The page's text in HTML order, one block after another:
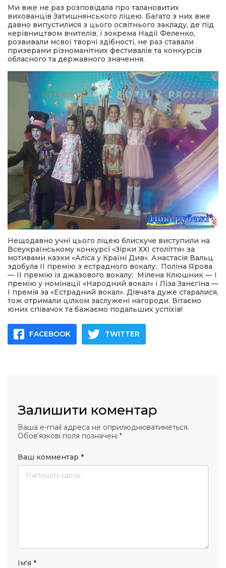
редактора
Відповідаємо
Ми вже не раз розповідала про талановитих
вихованців Затишнянського ліцею. Багато з них вже
давно випустилися з цього освітнього закладу, де під
керівництвом вчителів, і зокрема Надії Феленко,
розвивали мсвої творчі здібності, не раз ставали
призерами різноманітних фестивалів та конкурсів
обласного та державного значення.
Нещодавно учні цього ліцею блискуче виступили на
Всеукраїнському конкурсі «Зірки ХХІ століття» за
мотивами казки «Аліса у Країні Див». Анастасія Вальц
здобула ІІ премію з естрадного вокалу; Поліна Ярова
— ІІ премію із джазового вокалу; Мілена Клюшник — І
премію у номінації «Народний вокал» і Ліза Занєгіна —
І премія за «Естрадний вокал». Дівчата дуже старалися,
тож отримали цілком заслужені нагороди. Вітаємо
юних співачок та бажаємо подальших успіхів!
FACEBOOK TWITTER
Залишити коментар
Ваша e-mail адреса не оприлюднюватиметься.
Обов’язкові поля позначені *
Ваш комментар *
Ім'я *